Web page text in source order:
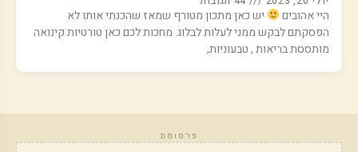
היי אהובים
יש כאן מתכון מטורף שמאז שהכנתי אותו לא
הפסקתם לבקש ממני לעלות לבלוג. מחכות לכם כאן טורטיות קינואה
מותססת בריאות , טבעוניות,
פרסומת